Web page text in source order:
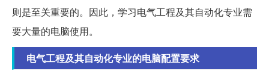
则是至关重要的。因此，学习电气工程及其自动化专业需
要大量的电脑使用。
电气工程及其自动化专业的电脑配置要求